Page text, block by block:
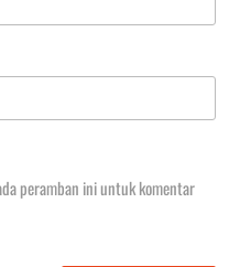
peramban ini untuk komentar